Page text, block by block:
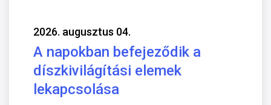
2026. augusztus 04.
A napokban befejeződik a
díszkivilágítási elemek
lekapcsolása